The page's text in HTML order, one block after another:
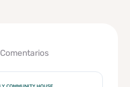
Comentarios